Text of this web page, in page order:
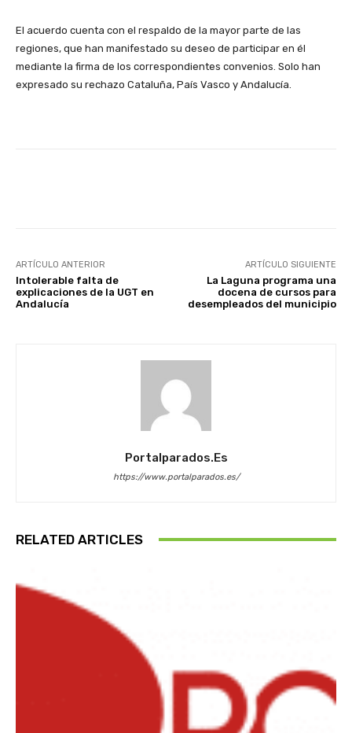
El acuerdo cuenta con el respaldo de la mayor parte de las
regiones, que han manifestado su deseo de participar en él
mediante la firma de los correspondientes convenios. Solo han
expresado su rechazo Cataluña, País Vasco y Andalucía.
ARTÍCULO ANTERIOR
Intolerable falta de
explicaciones de la UGT en
Andalucía
ARTÍCULO SIGUIENTE
La Laguna programa una
docena de cursos para
desempleados del municipio
Portalparados.es
https://www.portalparados.es/
RELATED ARTICLES